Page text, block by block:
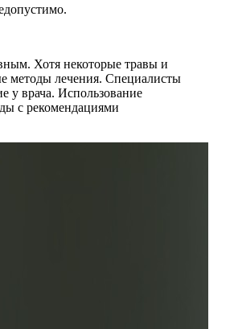
Хотя некоторые травы и
методы лечения. Специалисты
у врача. Использование
с рекомендациями